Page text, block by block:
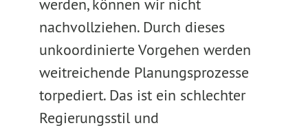
werden, können wir nicht
nachvollziehen. Durch dieses
unkoordinierte Vorgehen werden
weitreichende Planungsprozesse
torpediert. Das ist ein schlechter
Regierungsstil und